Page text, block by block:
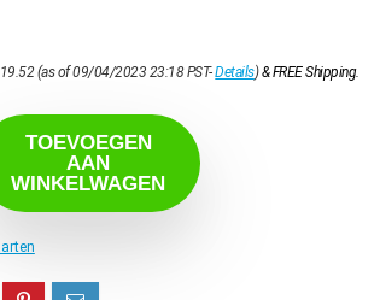
19.52 (as of 09/04/2023 23:18 PST-Details)&FREE Shipping.
TOEVOEGEN
AAN
WINKELWAGEN